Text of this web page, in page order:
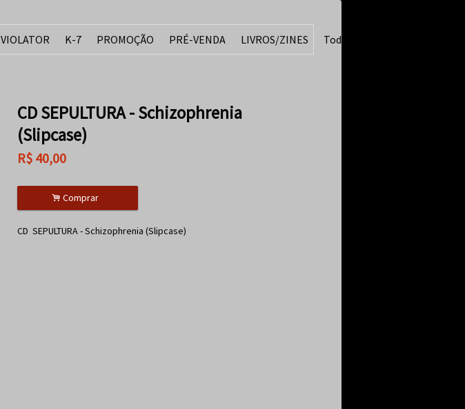
VIOLATOR K-7 PROMOÇÃO PRÉ-VENDA LIVROS/ZINES Todos
CD SEPULTURA - Schizophrenia
(Slipcase)
R$ 40,00
. Comprar
CD SEPULTURA - Schizophrenia (Slipcase)